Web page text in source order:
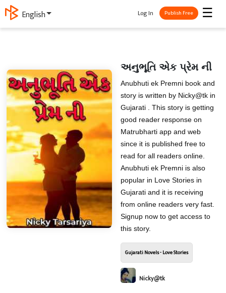
ગુજરાતી ☰
Log In Publish Free
અનુભૂતિ એક પ્રેમ ની
Anubhuti ek Premni book and
story is written by Nicky@tk in
Gujarati . This story is getting
good reader response on
Matrubharti app and web
since it is published free to
read for all readers online.
Anubhuti ek Premni is also
popular in Love Stories in
Gujarati and it is receiving
from online readers very fast.
Signup now to get access to
this story.
Gujarati Novels - Love Stories
Nicky@tk